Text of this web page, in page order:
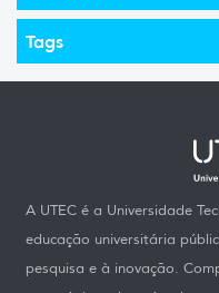
Tags
A UTEC é a Universidade
educação universitária
pesquisa e à inovação.